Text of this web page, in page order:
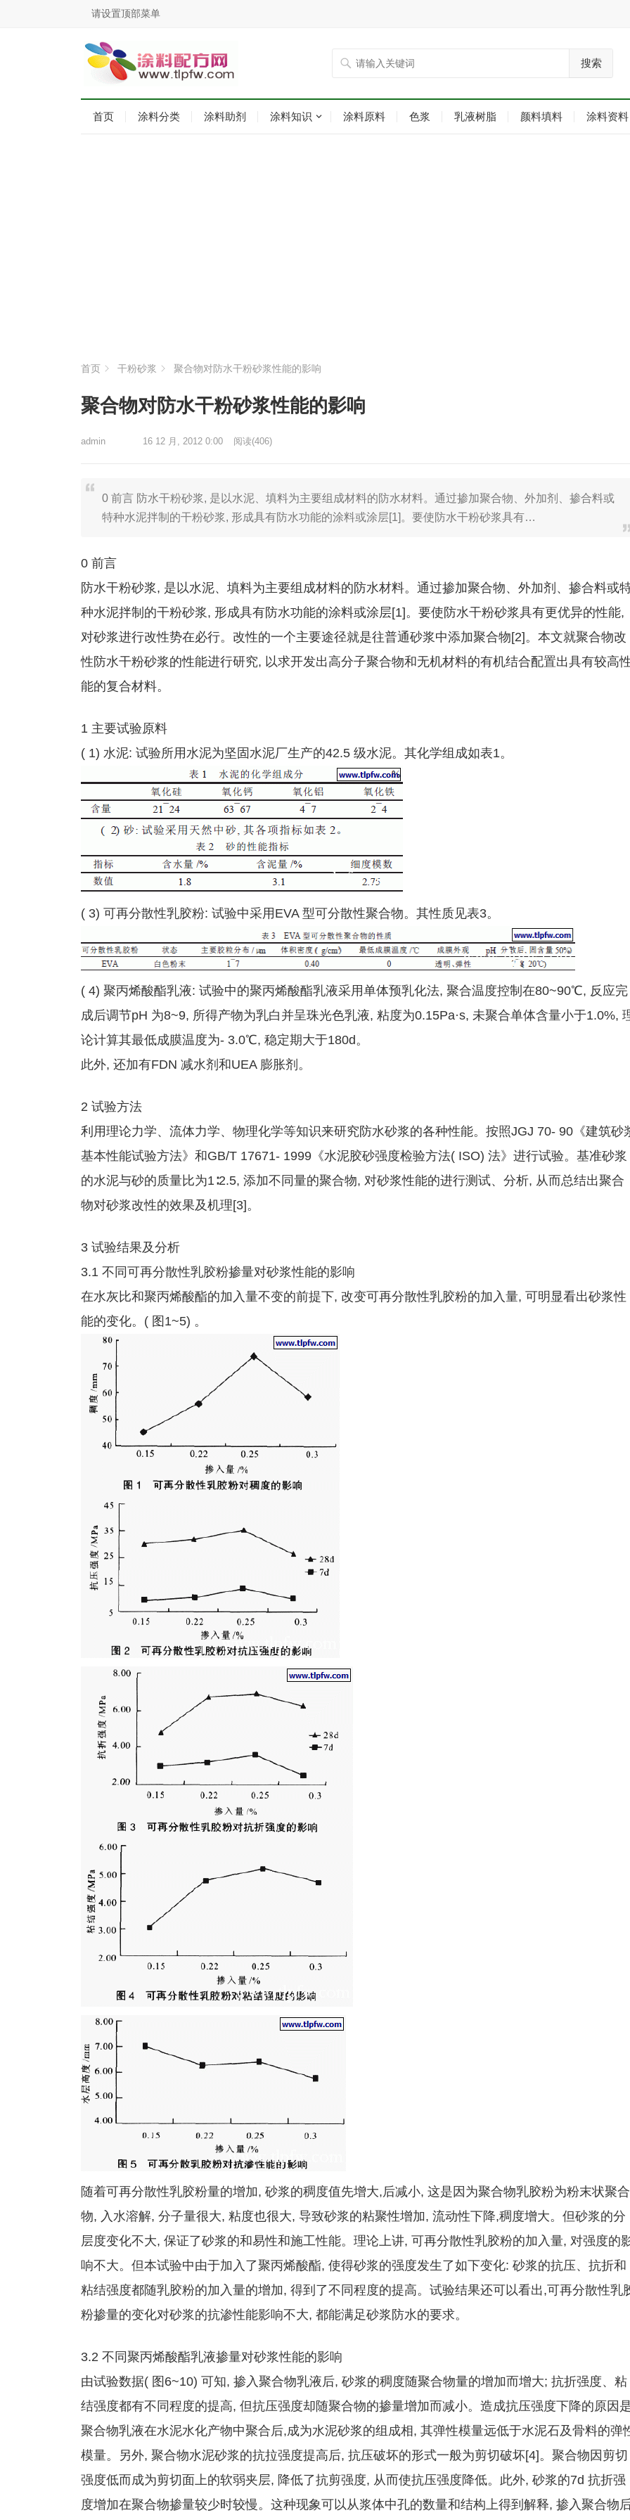
请设置顶部菜单
搜索
首页 涂料分类 涂料助剂 涂料知识 涂料原料 色浆 乳液树脂 颜料填料 涂料资料
首页 干粉砂浆 聚合物对防水干粉砂浆性能的影响
聚合物对防水干粉砂浆性能的影响
admin 16 12 月, 2012 0:00 阅读(406)
0 前言 防水干粉砂浆, 是以水泥、填料为主要组成材料的防水材料。通过掺加聚合物、外加剂、掺合料或
特种水泥拌制的干粉砂浆, 形成具有防水功能的涂料或涂层[1]。要使防水干粉砂浆具有…
0 前言
防水干粉砂浆, 是以水泥、填料为主要组成材料的防水材料。通过掺加聚合物、外加剂、掺合料或
种水泥拌制的干粉砂浆, 形成具有防水功能的涂料或涂层[1]。要使防水干粉砂浆具有更优异的性能,
对砂浆进行改性势在必行。改性的一个主要途径就是往普通砂浆中添加聚合物[2]。本文就聚合物改
性防水干粉砂浆的性能进行研究, 以求开发出高分子聚合物和无机材料的有机结合配置出具有较高
能的复合材料。
1 主要试验原料
( 1) 水泥: 试验所用水泥为坚固水泥厂生产的42.5 级水泥。其化学组成如表1。
( 3) 可再分散性乳胶粉: 试验中采用EVA 型可分散性聚合物。其性质见表3。
( 4) 聚丙烯酸酯乳液: 试验中的聚丙烯酸酯乳液采用单体预乳化法, 聚合温度控制在80~90℃, 反应完
成后调节pH 为8~9, 所得产物为乳白并呈珠光色乳液, 粘度为0.15Pa·s, 未聚合单体含量小于1.0%,
论计算其最低成膜温度为- 3.0℃, 稳定期大于180d。
此外, 还加有FDN 减水剂和UEA 膨胀剂。
2 试验方法
利用理论力学、流体力学、物理化学等知识来研究防水砂浆的各种性能。按照JGJ 70- 90《建筑砂
基本性能试验方法》和GB/T 17671- 1999《水泥胶砂强度检验方法( ISO) 法》进行试验。基准砂浆
的水泥与砂的质量比为1∶2.5, 添加不同量的聚合物, 对砂浆性能的进行测试、分析, 从而总结出聚合
物对砂浆改性的效果及机理[3]。
3 试验结果及分析
3.1 不同可再分散性乳胶粉掺量对砂浆性能的影响
在水灰比和聚丙烯酸酯的加入量不变的前提下, 改变可再分散性乳胶粉的加入量, 可明显看出砂浆性
能的变化。( 图1~5) 。
随着可再分散性乳胶粉量的增加, 砂浆的稠度值先增大,后减小, 这是因为聚合物乳胶粉为粉末状聚合
物, 入水溶解, 分子量很大, 粘度也很大, 导致砂浆的粘聚性增加, 流动性下降,稠度增大。但砂浆的分
层度变化不大, 保证了砂浆的和易性和施工性能。理论上讲, 可再分散性乳胶粉的加入量, 对强度的
响不大。但本试验中由于加入了聚丙烯酸酯, 使得砂浆的强度发生了如下变化: 砂浆的抗压、抗折和
粘结强度都随乳胶粉的加入量的增加, 得到了不同程度的提高。试验结果还可以看出,可再分散性乳
粉掺量的变化对砂浆的抗渗性能影响不大, 都能满足砂浆防水的要求。
3.2 不同聚丙烯酸酯乳液掺量对砂浆性能的影响
由试验数据( 图6~10) 可知, 掺入聚合物乳液后, 砂浆的稠度随聚合物量的增加而增大; 抗折强度、粘
结强度都有不同程度的提高, 但抗压强度却随聚合物的掺量增加而减小。造成抗压强度下降的原因
聚合物乳液在水泥水化产物中聚合后,成为水泥砂浆的组成相, 其弹性模量远低于水泥石及骨料的弹
模量。另外, 聚合物水泥砂浆的抗拉强度提高后, 抗压破坏的形式一般为剪切破坏[4]。聚合物因剪切
强度低而成为剪切面上的软弱夹层, 降低了抗剪强度, 从而使抗压强度降低。此外, 砂浆的7d 抗折强
度增加在聚合物掺量较少时较慢。这种现象可以从浆体中孔的数量和结构上得到解释, 掺入聚合物